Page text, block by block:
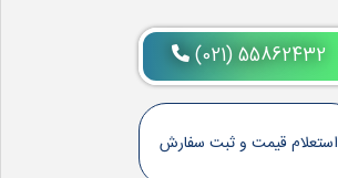
(021) 55862432
استعلام قیمت و ثبت سفارش